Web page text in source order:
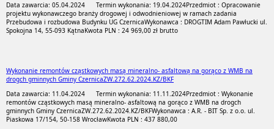
Data zawarcia: 05.04.2024 Termin wykonania: 19.04.2024Przedmiot : Opracowanie
projektu wykonawczego branży drogowej i odwodnieniowej w ramach zadania
Przebudowa i rozbudowa Budynku UG CzernicaWykonawca : DROGTIM Adam Pawłucki ul.
Spokojna 14, 55-093 KątnaKwota PLN : 24 969,00 zł brutto
Wykonanie remontów cząstkowych masą mineralno- asfaltową na gorąco z WMB na
drogch gminnych Gminy CzernicaZW.272.62.2024.KZ/BKF
Data zawarcia: 11.04.2024 Termin wykonania: 11.11.2024Przedmiot : Wykonanie
remontów cząstkowych masą mineralno- asfaltową na gorąco z WMB na drogch
gminnych Gminy CzernicaZW.272.62.2024.KZ/BKFWykonawca : A.R. - BIT Sp. z o.o. ul.
Piaskowa 17/154, 50-158 WrocławKwota PLN : 437 880,00